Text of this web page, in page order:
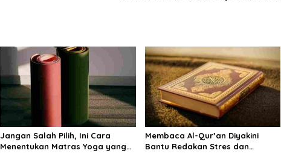
Jangan Salah Pilih, Ini Cara
Menentukan Matras Yoga yang
Membaca Al-Qur’an Diyakini
Bantu Redakan Stres dan